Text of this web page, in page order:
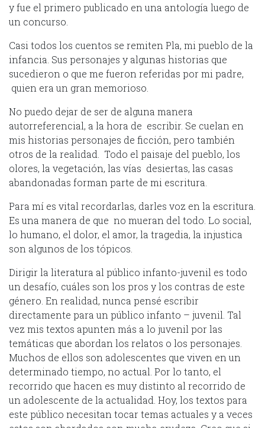
y fue el primero publicado en una antología luego de
un concurso.
Casi todos los cuentos se remiten Pla, mi pueblo de la
infancia. Sus personajes y algunas historias que
sucedieron o que me fueron referidas por mi padre,
quien era un gran memorioso.
No puedo dejar de ser de alguna manera
autorreferencial, a la hora de escribir. Se cuelan en
mis historias personajes de ficción, pero también
otros de la realidad. Todo el paisaje del pueblo, los
olores, la vegetación, las vías desiertas, las casas
abandonadas forman parte de mi escritura.
Para mí es vital recordarlas, darles voz en la escritura.
Es una manera de que no mueran del todo. Lo social,
lo humano, el dolor, el amor, la tragedia, la injustica
son algunos de los tópicos.
Dirigir la literatura al público infanto-juvenil es todo
un desafío, cuáles son los pros y los contras de este
género. En realidad, nunca pensé escribir
directamente para un público infanto – juvenil. Tal
vez mis textos apunten más a lo juvenil por las
temáticas que abordan los relatos o los personajes.
Muchos de ellos son adolescentes que viven en un
determinado tiempo, no actual. Por lo tanto, el
recorrido que hacen es muy distinto al recorrido de
un adolescente de la actualidad. Hoy, los textos para
este público necesitan tocar temas actuales y a veces